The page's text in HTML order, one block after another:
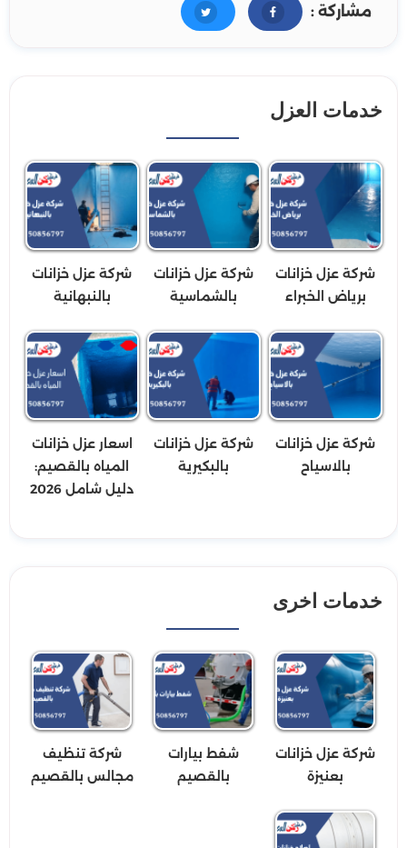
مشاركة :
خدمات العزل
شركة عزل خزانات
برياض الخبراء
شركة عزل خزانات
بالشماسية
شركة عزل خزانات
بالنبهانية
شركة عزل خزانات
بالاسياح
شركة عزل خزانات
بالبكيرية
اسعار عزل خزانات
المياه بالقصيم:
دليل شامل 2026
خدمات اخرى
شركة عزل خزانات
بعنيزة
شفط بيارات
بالقصيم
شركة تنظيف
مجالس بالقصيم